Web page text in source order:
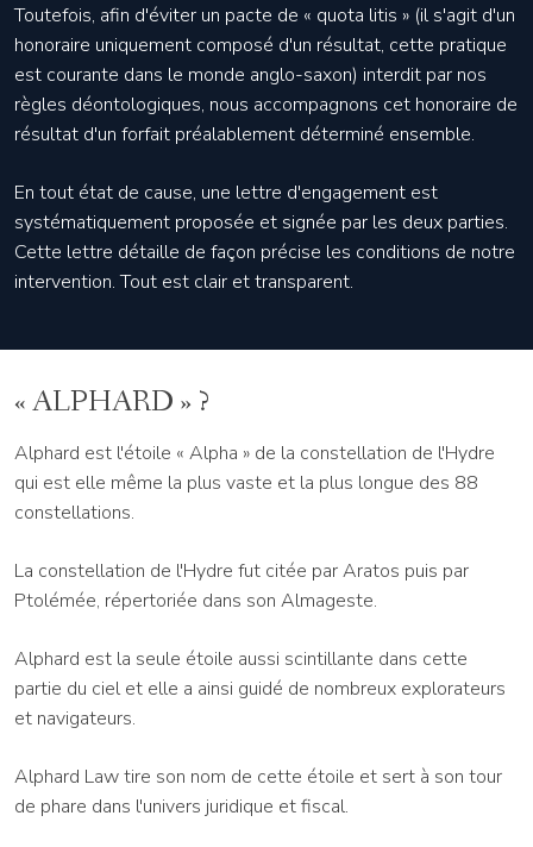
Toutefois, afin d'éviter un pacte de « quota litis » (il s'agit d'un
honoraire uniquement composé d'un résultat, cette pratique
est courante dans le monde anglo-saxon) interdit par nos
règles déontologiques, nous accompagnons cet honoraire de
résultat d'un forfait préalablement déterminé ensemble.
En tout état de cause, une lettre d'engagement est
systématiquement proposée et signée par les deux parties.
Cette lettre détaille de façon précise les conditions de notre
intervention. Tout est clair et transparent.
« ALPHARD » ?
Alphard est l'étoile « Alpha » de la constellation de l'Hydre
qui est elle même la plus vaste et la plus longue des 88
constellations.
La constellation de l'Hydre fut citée par Aratos puis par
Ptolémée, répertoriée dans son Almageste.
Alphard est la seule étoile aussi scintillante dans cette
partie du ciel et elle a ainsi guidé de nombreux explorateurs
et navigateurs.
Alphard Law tire son nom de cette étoile et sert à son tour
de phare dans l'univers juridique et fiscal.